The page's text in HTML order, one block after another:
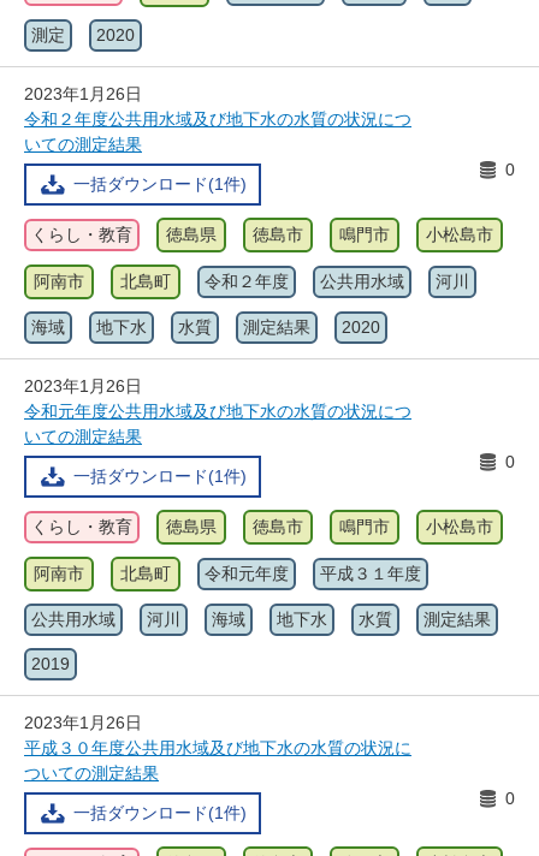
測定 2020
2023年1月26日
令和２年度公共用水域及び地下水の水質の状況につ
いての測定結果
一括ダウンロード(1件)
0
くらし・教育 徳島県 徳島市 鳴門市 小松島市
阿南市 北島町 令和２年度 公共用水域 河川
海域 地下水 水質 測定結果 2020
2023年1月26日
令和元年度公共用水域及び地下水の水質の状況につ
いての測定結果
一括ダウンロード(1件)
0
くらし・教育 徳島県 徳島市 鳴門市 小松島市
阿南市 北島町 令和元年度 平成３１年度
公共用水域 河川 海域 地下水 水質 測定結果
2019
2023年1月26日
平成３０年度公共用水域及び地下水の水質の状況に
ついての測定結果
一括ダウンロード(1件)
0